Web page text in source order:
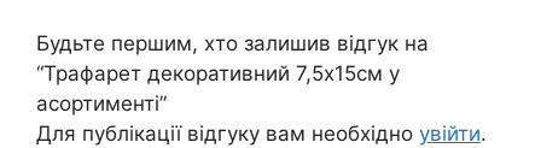
Будьте першим, хто залишив відгук на
“Трафарет декоративний 7,5х15см у
асортименті”
Для публікації відгуку вам необхідно увійти.